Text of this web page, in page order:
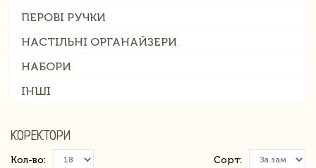
ПЕРОВІ РУЧКИ
НАСТІЛЬНІ ОРГАНАЙЗЕРИ
НАБОРИ
ІНШІ
КОРЕКТОРИ
Кол-во: Сорт: